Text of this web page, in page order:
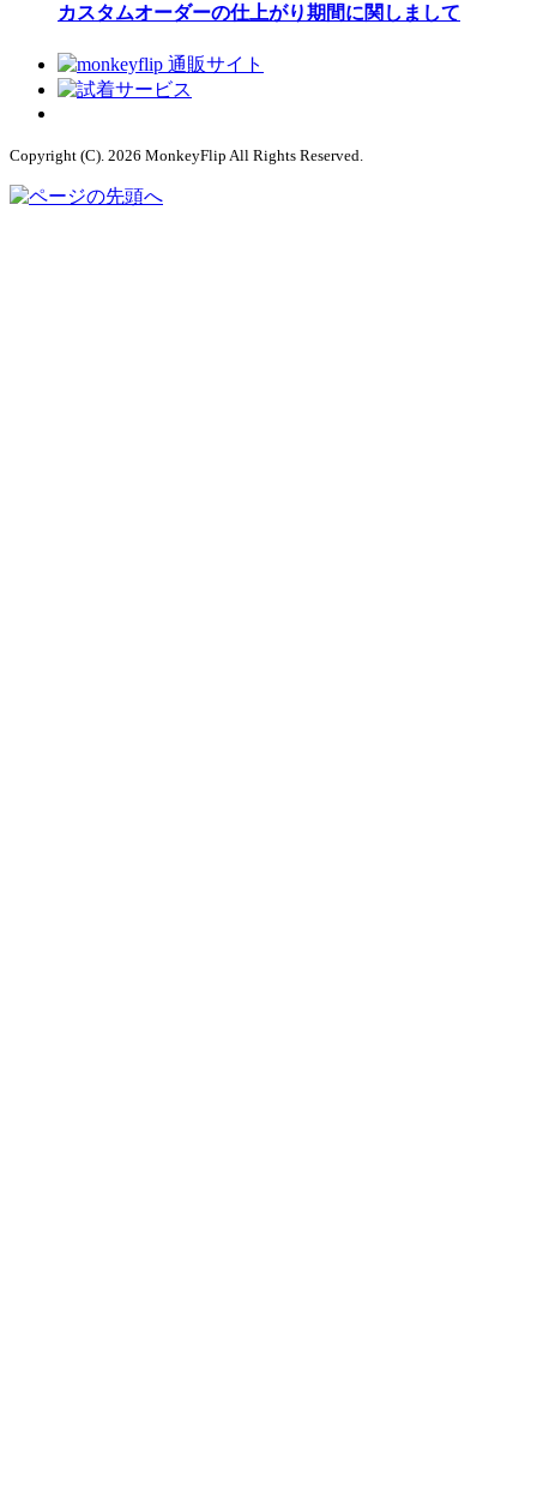
カスタムオーダーの仕上がり期間に関しまして
Copyright (C). 2026 MonkeyFlip All Rights Reserved.